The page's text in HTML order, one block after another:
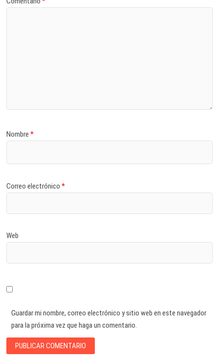
Nombre*
Correo electrónico*
Web
Guardar mi nombre, correo electrónico y sitio web en este navegador
para la próxima vez que haga un comentario.